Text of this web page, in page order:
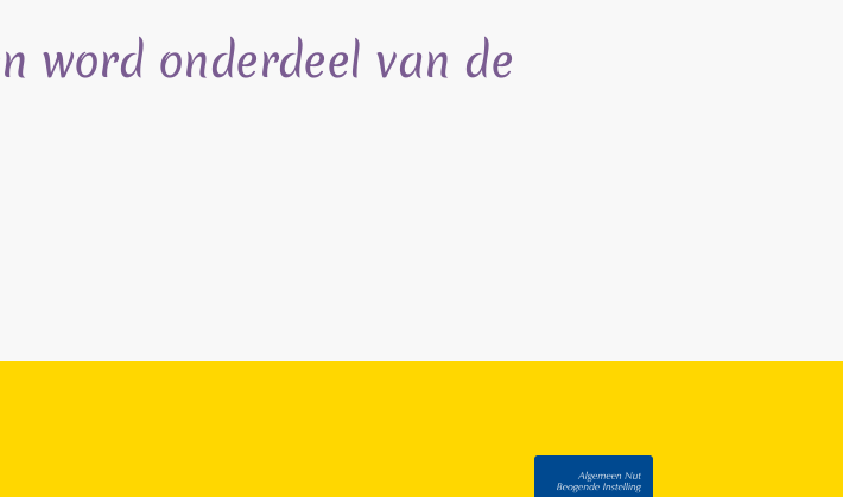
word onderdeel van de